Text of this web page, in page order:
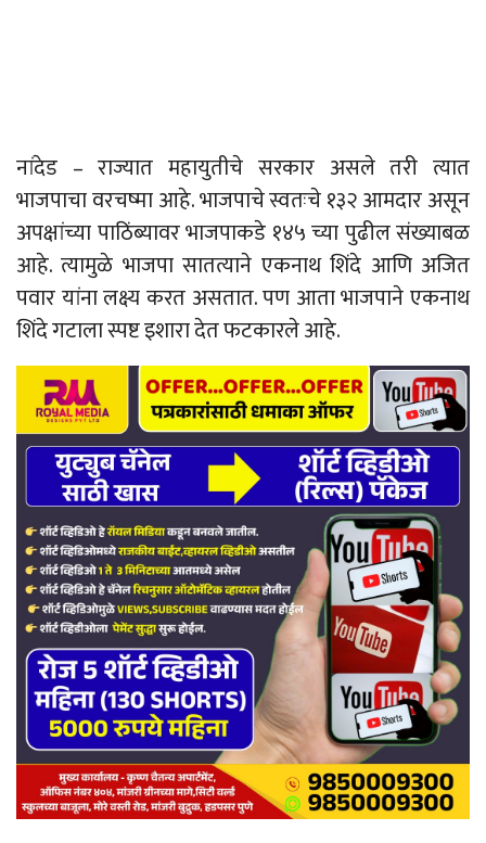
नांदेड – राज्यात महायुतीचे सरकार असले तरी त्यात
भाजपाचा वरचष्मा आहे. भाजपाचे स्वतःचे १३२ आमदार असून
अपक्षांच्या पाठिंब्यावर भाजपाकडे १४५ च्या पुढील संख्याबळ
आहे. त्यामुळे भाजपा सातत्याने एकनाथ शिंदे आणि अजित
पवार यांना लक्ष्य करत असतात. पण आता भाजपाने एकनाथ
शिंदे गटाला स्पष्ट इशारा देत फटकारले आहे.